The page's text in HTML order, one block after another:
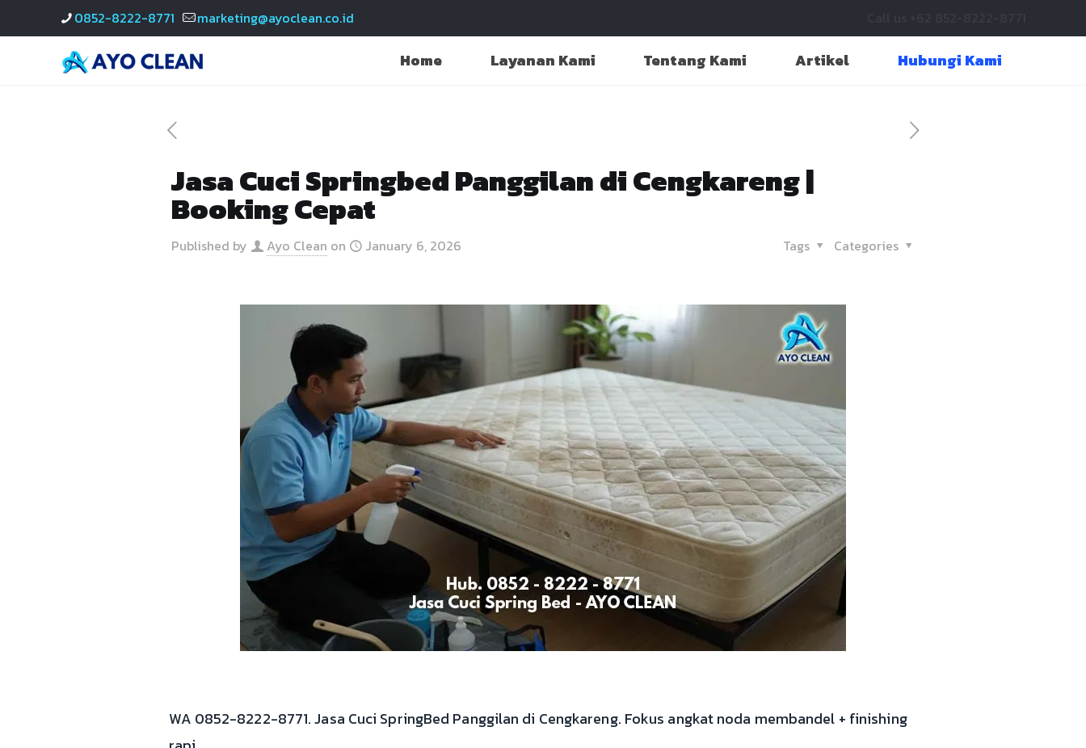
0852-8222-8771 marketing@ayoclean.co.id
Home Layanan Kami Tentang Kami Artikel Hubungi Kami
Jasa Cuci Springbed Panggilan di Cengkareng |
Booking Cepat
Published by Ayo Clean on January 6, 2026 Categories
Tags
WA 0852-8222-8771. Jasa Cuci SpringBed Panggilan di Cengkareng. Fokus angkat noda membandel + finishing